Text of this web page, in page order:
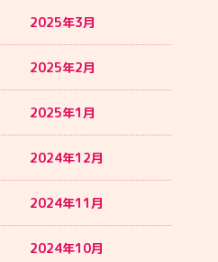
2025年3月
2025年2月
2025年1月
2024年12月
2024年11月
2024年10月